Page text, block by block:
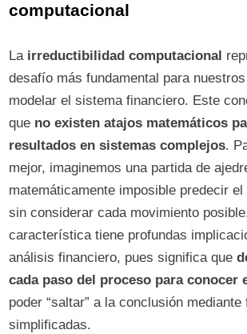
computacional
La irreductibilidad computacional
desafío más fundamental para
modelar el sistema financiero. Este
que no existen atajos matemáticos
resultados en sistemas complejos.
mejor, imaginemos una partida de
matemáticamente imposible predecir el
sin considerar cada movimiento
característica tiene profundas
análisis financiero, pues significa que
cada paso del proceso para conocer
poder “saltar” a la conclusión mediante
simplificadas.